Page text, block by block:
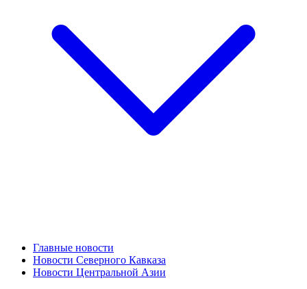
Главные новости
Новости Северного Кавказа
Новости Центральной Азии